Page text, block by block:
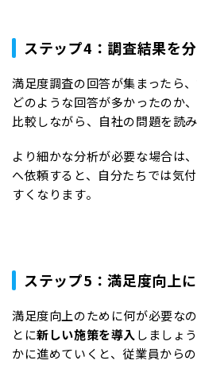
ステップ4：調査結果を
満足度調査の回答が集まったら、
どのような回答が多かったのか
比較しながら、自社の問題を読
より細かな分析が必要な場合は
へ依頼すると、自分たちでは気
すくなります。
ステップ5：満足度向上
満足度向上のために何が必要な
とに新しい施策を導入 しましょ
かに進めていくと、従業員から